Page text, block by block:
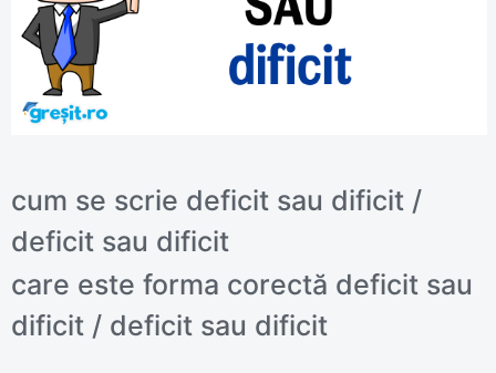
cum se scrie deficit sau dificit /
deficit sau dificit
care este forma corectă deficit sau
dificit / deficit sau dificit